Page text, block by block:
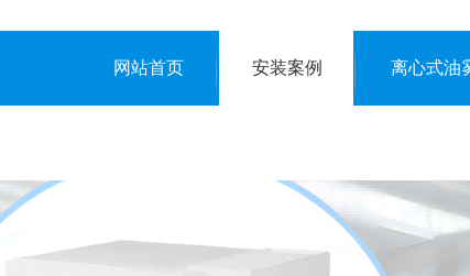
网站首页 安装案例 离心式油